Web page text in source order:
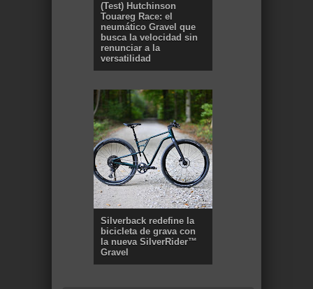
(Test) Hutchinson
Touareg Race: el
neumático Gravel que
busca la velocidad sin
renunciar a la
versatilidad
Silverback redefine la
bicicleta de grava con
la nueva SilverRider™
Gravel